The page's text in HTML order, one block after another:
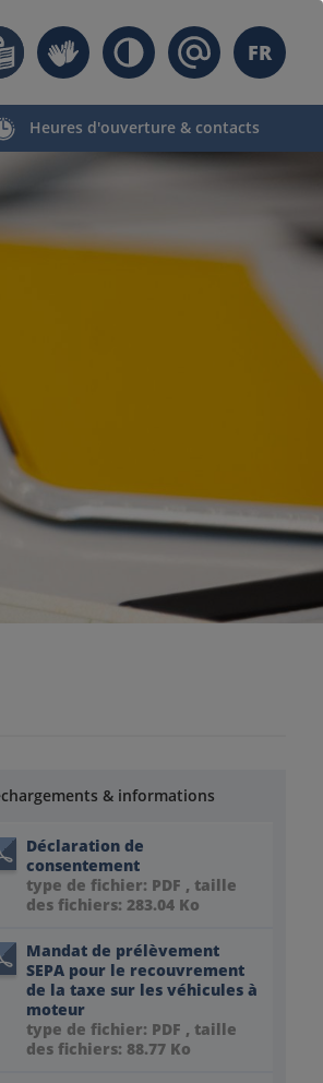
FR
Heures d'ouverture & contacts
& informations
Déclaration de
consentement
type de fichier: PDF , taille
des fichiers: 283.04 Ko
Mandat de prélèvement
SEPA pour le recouvrement
de la taxe sur les véhicules à
moteur
type de fichier: PDF , taille
des fichiers: 88.77 Ko